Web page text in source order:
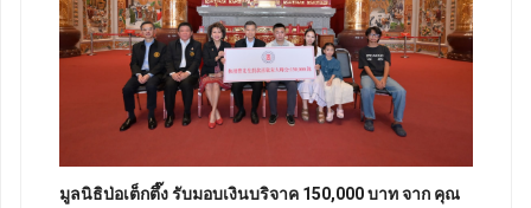
มูลนิธิป่อเต็กตึ๊ง รับมอบเงินบริจาค 150,000 บาท จาก คุณ